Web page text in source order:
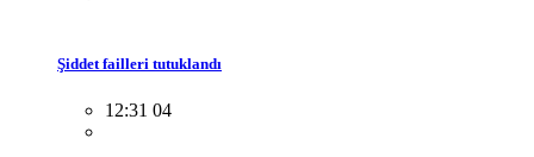
Şiddet failleri tutuklandı
12:31 04